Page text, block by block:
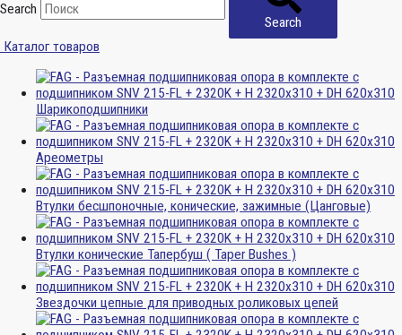
Search
Search
Каталог товаров
Шарикоподшипники
Ареометры
Втулки бесшпоночные, конические, зажимные (Цанговые)
Втулки конические Тапербуш ( Taper Bushes )
Звездочки цепные для приводных роликовых цепей